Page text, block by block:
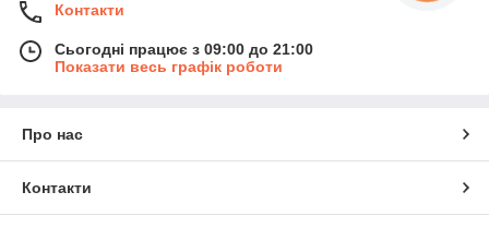
Контакти
Сьогодні працює з 09:00 до 21:00
Показати весь графік роботи
Про нас
Контакти